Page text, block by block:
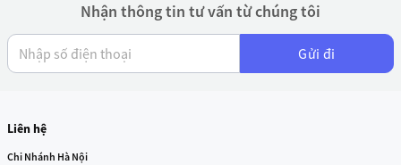
Nhận thông tin tư vấn từ chúng tôi
Gửi đi
Liên hệ
Chi Nhánh Hà Nội